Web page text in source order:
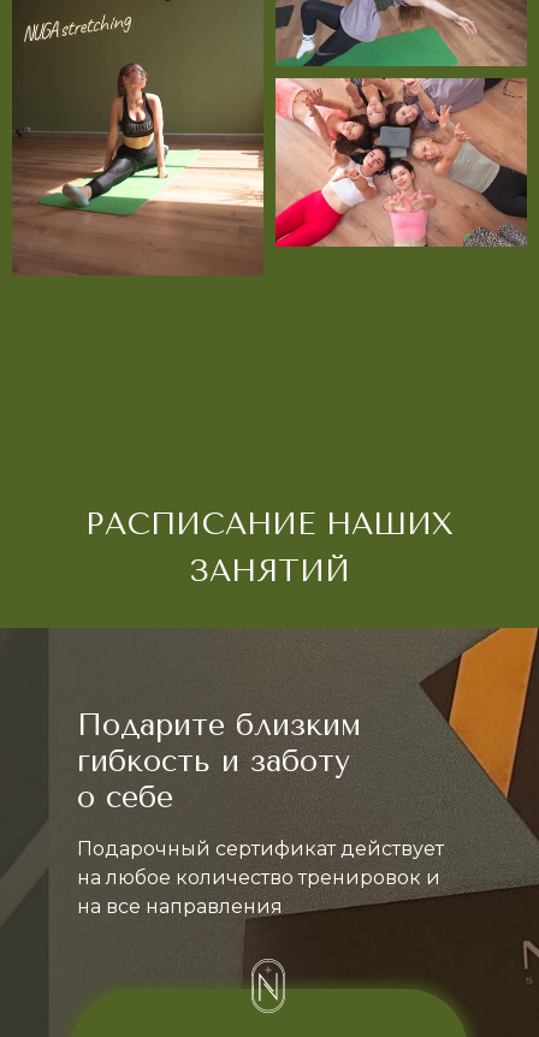
Подарите близким
гибкость и заботу
о себе
Подарочный сертификат действует
на любое количество тренировок и
на все направления